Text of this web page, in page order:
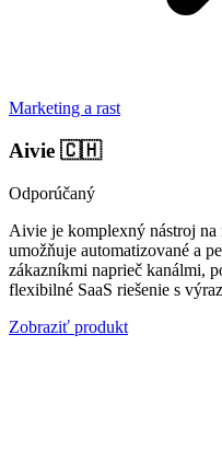
Marketing a rast
Aivie 🇨🇭
Odporúčaný
Aivie je komplexný nástroj
umožňuje automatizované a
zákazníkmi naprieč kanálmi,
flexibilné SaaS riešenie s
Zobraziť produkt